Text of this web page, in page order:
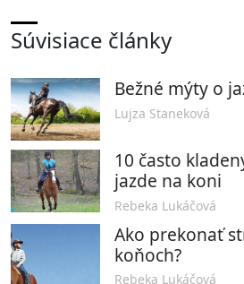
Súvisiace články
Bežné mýty o
Lujza Staneková
10 často
jazde na koni
Rebeka Lukáčová
Ako prekonať
koňoch?
Rebeka Lukáčová